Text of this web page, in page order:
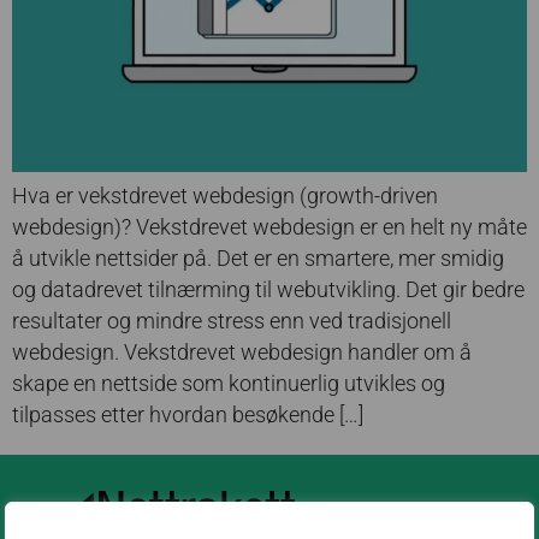
Hva er vekstdrevet webdesign (growth-driven
webdesign)? Vekstdrevet webdesign er en helt ny måte
å utvikle nettsider på. Det er en smartere, mer smidig
og datadrevet tilnærming til webutvikling. Det gir bedre
resultater og mindre stress enn ved tradisjonell
webdesign. Vekstdrevet webdesign handler om å
skape en nettside som kontinuerlig utvikles og
tilpasses etter hvordan besøkende […]